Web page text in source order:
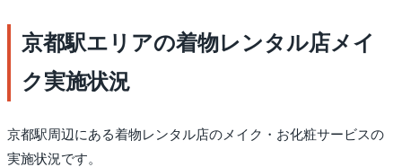
京都駅エリアの着物レンタル店メイ
ク実施状況
京都駅周辺にある着物レンタル店のメイク・お化粧サービスの
実施状況です。